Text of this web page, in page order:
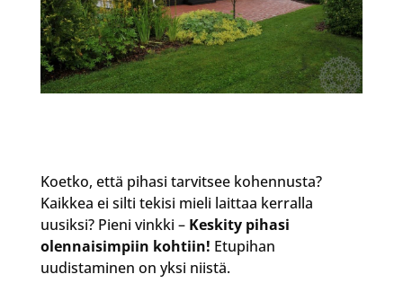
Koetko, että pihasi tarvitsee kohennusta?
Kaikkea ei silti tekisi mieli laittaa kerralla
uusiksi? Pieni vinkki –Keskity pihasi
olennaisimpiin kohtiin! Etupihan
uudistaminen on yksi niistä.